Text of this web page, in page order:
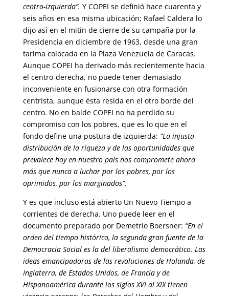
centro-izquierda”. Y COPEI se definió hace cuarenta y
seis años en esa misma ubicación; Rafael Caldera lo
dijo así en el mitin de cierre de su campaña por la
Presidencia en diciembre de 1963, desde una gran
tarima colocada en la Plaza Venezuela de Caracas.
Aunque COPEI ha derivado más recientemente hacia
el centro-derecha, no puede tener demasiado
inconveniente en fusionarse con otra formación
centrista, aunque ésta resida en el otro borde del
centro. No en balde COPEI no ha perdido su
compromiso con los pobres, que es lo que en el
fondo define una postura de izquierda: “La injusta
distribución de la riqueza y de las oportunidades que
prevalece hoy en nuestro país nos compromete ahora
más que nunca a luchar por los pobres, por los
oprimidos, por los marginados”.
Y es que incluso está abierto Un Nuevo Tiempo a
corrientes de derecha. Uno puede leer en el
documento preparado por Demetrio Boersner: “En el
orden del tiempo histórico, la segunda gran fuente de la
Democracia Social es la del liberalismo democrático. Las
ideas emancipadoras de las revoluciones de Holanda, de
Inglaterra, de Estados Unidos, de Francia y de
Hispanoamérica durante los siglos XVI al XIX tienen